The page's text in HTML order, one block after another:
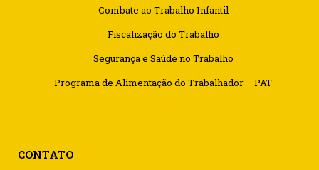
Combate ao Trabalho Infantil
Fiscalização do Trabalho
Segurança e Saúde no Trabalho
Programa de Alimentação do Trabalhador – PAT
CONTATO